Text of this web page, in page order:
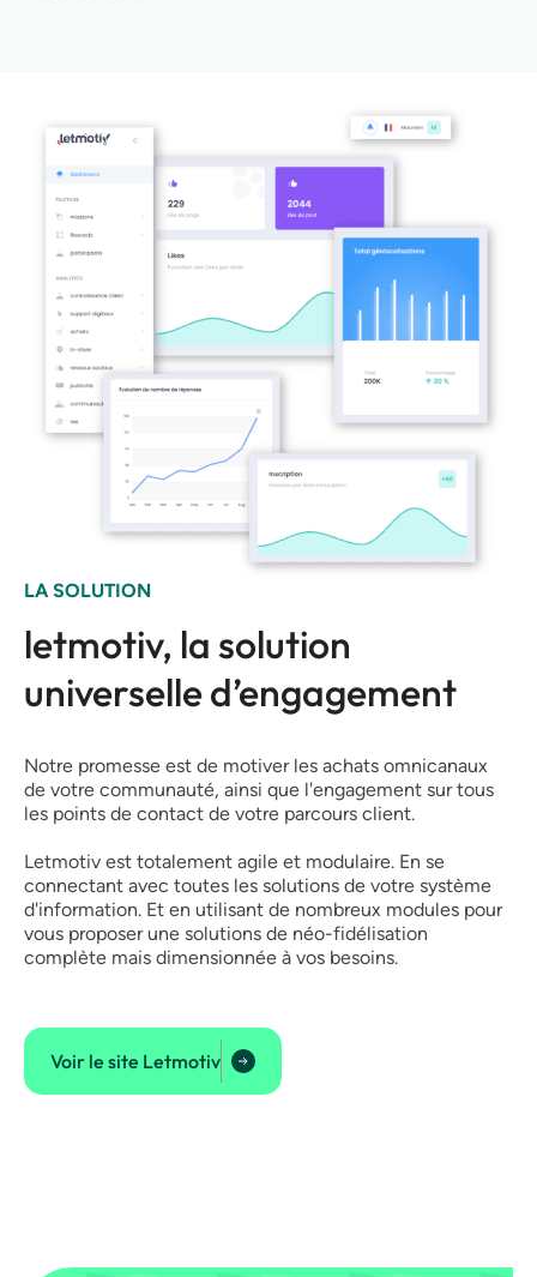
LA SOLUTION
letmotiv, la solution
universelle d’engagement
Notre promesse est de motiver les achats omnicanaux
de votre communauté, ainsi que l'engagement sur tous
les points de contact de votre parcours client.
Letmotiv est totalement agile et modulaire. En se
connectant avec toutes les solutions de votre système
d'information. Et en utilisant de nombreux modules pour
vous proposer une solutions de néo-fidélisation
complète mais dimensionnée à vos besoins.
Voir le site Letmotiv